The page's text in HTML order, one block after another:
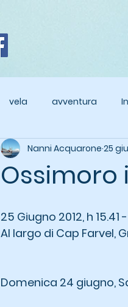
vela avventura
Ossimoro
Nanni Acquarone 25
25 Giugno 2012, h
Al largo di Cap Farvel,
Domenica 24 giugno,